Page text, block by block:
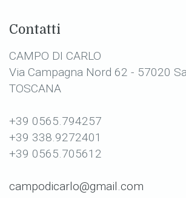
Contatti
CAMPO DI CARLO
Via Campagna Nord 62 - 57020
TOSCANA
+39 0565.794257
+39 338.9272401
+39 0565.705612
campodicarlo@gmail.com